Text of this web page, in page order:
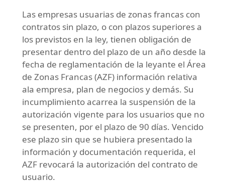
Las empresas usuarias de zonas francas con
contratos sin plazo, o con plazos superiores a
los previstos en la ley, tienen obligación de
presentar dentro del plazo de un año desde la
fecha de reglamentación de la leyante el Área
de Zonas Francas (AZF) información relativa
ala empresa, plan de negocios y demás. Su
incumplimiento acarrea la suspensión de la
autorización vigente para los usuarios que no
se presenten, por el plazo de 90 días. Vencido
ese plazo sin que se hubiera presentado la
información y documentación requerida, el
AZF revocará la autorización del contrato de
usuario.